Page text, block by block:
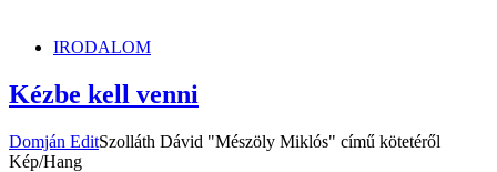
IRODALOM
Kézbe kell venni
Domján EditSzolláth Dávid "Mészöly Miklós" című kötetéről
Kép/Hang